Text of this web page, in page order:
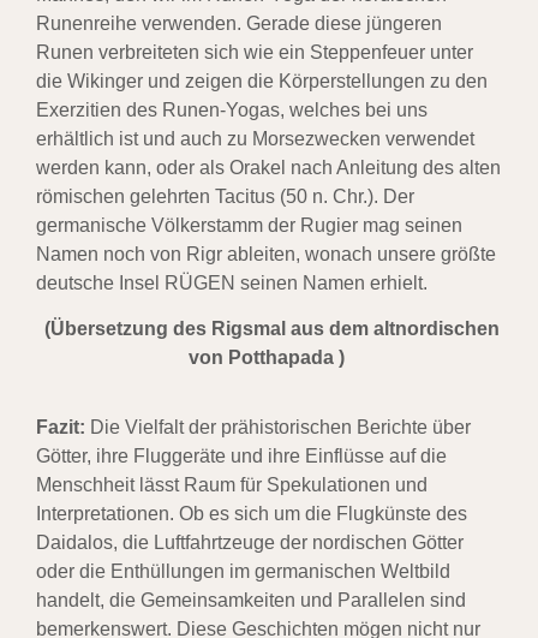
Runenreihe verwenden. Gerade diese jüngeren
Runen verbreiteten sich wie ein Steppenfeuer unter
die Wikinger und zeigen die Körperstellungen zu den
Exerzitien des Runen-Yogas, welches bei uns
erhältlich ist und auch zu Morsezwecken verwendet
werden kann, oder als Orakel nach Anleitung des alten
römischen gelehrten Tacitus (50 n. Chr.). Der
germanische Völkerstamm der Rugier mag seinen
Namen noch von Rigr ableiten, wonach unsere größte
deutsche Insel RÜGEN seinen Namen erhielt.
(Übersetzung des Rigsmal aus dem altnordischen
von Potthapada )
Fazit: Die Vielfalt der prähistorischen Berichte über
Götter, ihre Fluggeräte und ihre Einflüsse auf die
Menschheit lässt Raum für Spekulationen und
Interpretationen. Ob es sich um die Flugkünste des
Daidalos, die Luftfahrtzeuge der nordischen Götter
oder die Enthüllungen im germanischen Weltbild
handelt, die Gemeinsamkeiten und Parallelen sind
bemerkenswert. Diese Geschichten mögen nicht nur